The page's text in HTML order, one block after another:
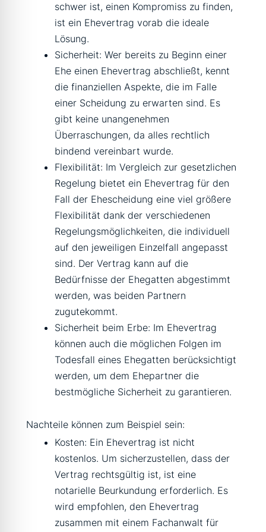
schwer ist, einen Kompromiss zu finden,
ist ein Ehevertrag vorab die ideale
Lösung.
Sicherheit: Wer bereits zu Beginn einer
Ehe einen Ehevertrag abschließt, kennt
die finanziellen Aspekte, die im Falle
einer Scheidung zu erwarten sind. Es
gibt keine unangenehmen
Überraschungen, da alles rechtlich
bindend vereinbart wurde.
Flexibilität: Im Vergleich zur gesetzlichen
Regelung bietet ein Ehevertrag für den
Fall der Ehescheidung eine viel größere
Flexibilität dank der verschiedenen
Regelungsmöglichkeiten, die individuell
auf den jeweiligen Einzelfall angepasst
sind. Der Vertrag kann auf die
Bedürfnisse der Ehegatten abgestimmt
werden, was beiden Partnern
zugutekommt.
Sicherheit beim Erbe: Im Ehevertrag
können auch die möglichen Folgen im
Todesfall eines Ehegatten berücksichtigt
werden, um dem Ehepartner die
bestmögliche Sicherheit zu garantieren.
Nachteile können zum Beispiel sein:
Kosten: Ein Ehevertrag ist nicht
kostenlos. Um sicherzustellen, dass der
Vertrag rechtsgültig ist, ist eine
notarielle Beurkundung erforderlich. Es
wird empfohlen, den Ehevertrag
zusammen mit einem Fachanwalt für